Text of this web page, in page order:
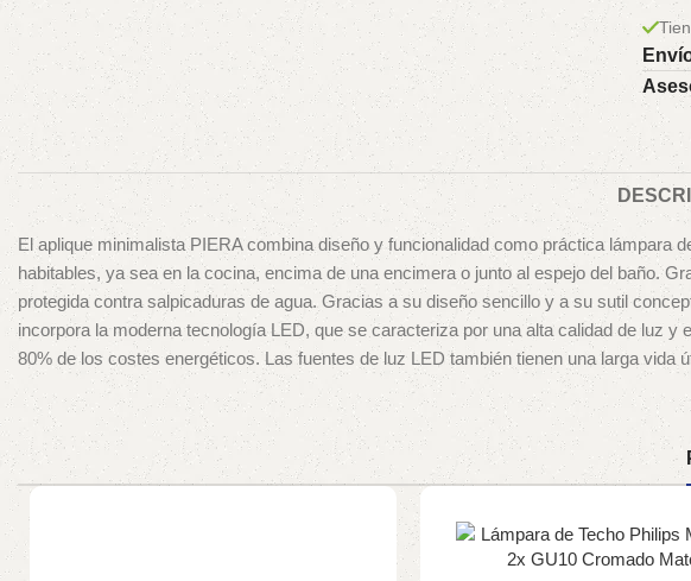
El aplique minimalista PIERA combina diseño y funcionalidad como práctica lámpara
habitables, ya sea en la cocina, encima de una encimera o junto al espejo del baño.
protegida contra salpicaduras de agua. Gracias a su diseño sencillo y a su sutil
incorpora la moderna tecnología LED, que se caracteriza por una alta calidad de luz
80% de los costes energéticos. Las fuentes de luz LED también tienen una larga vida